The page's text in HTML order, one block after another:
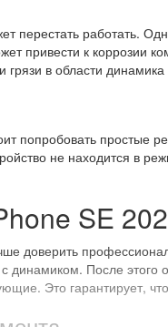
перестать работать.
привести к коррозии
в области динамика
попробовать простые
не находится в
SE
доверить
После этого
Это гарантирует,